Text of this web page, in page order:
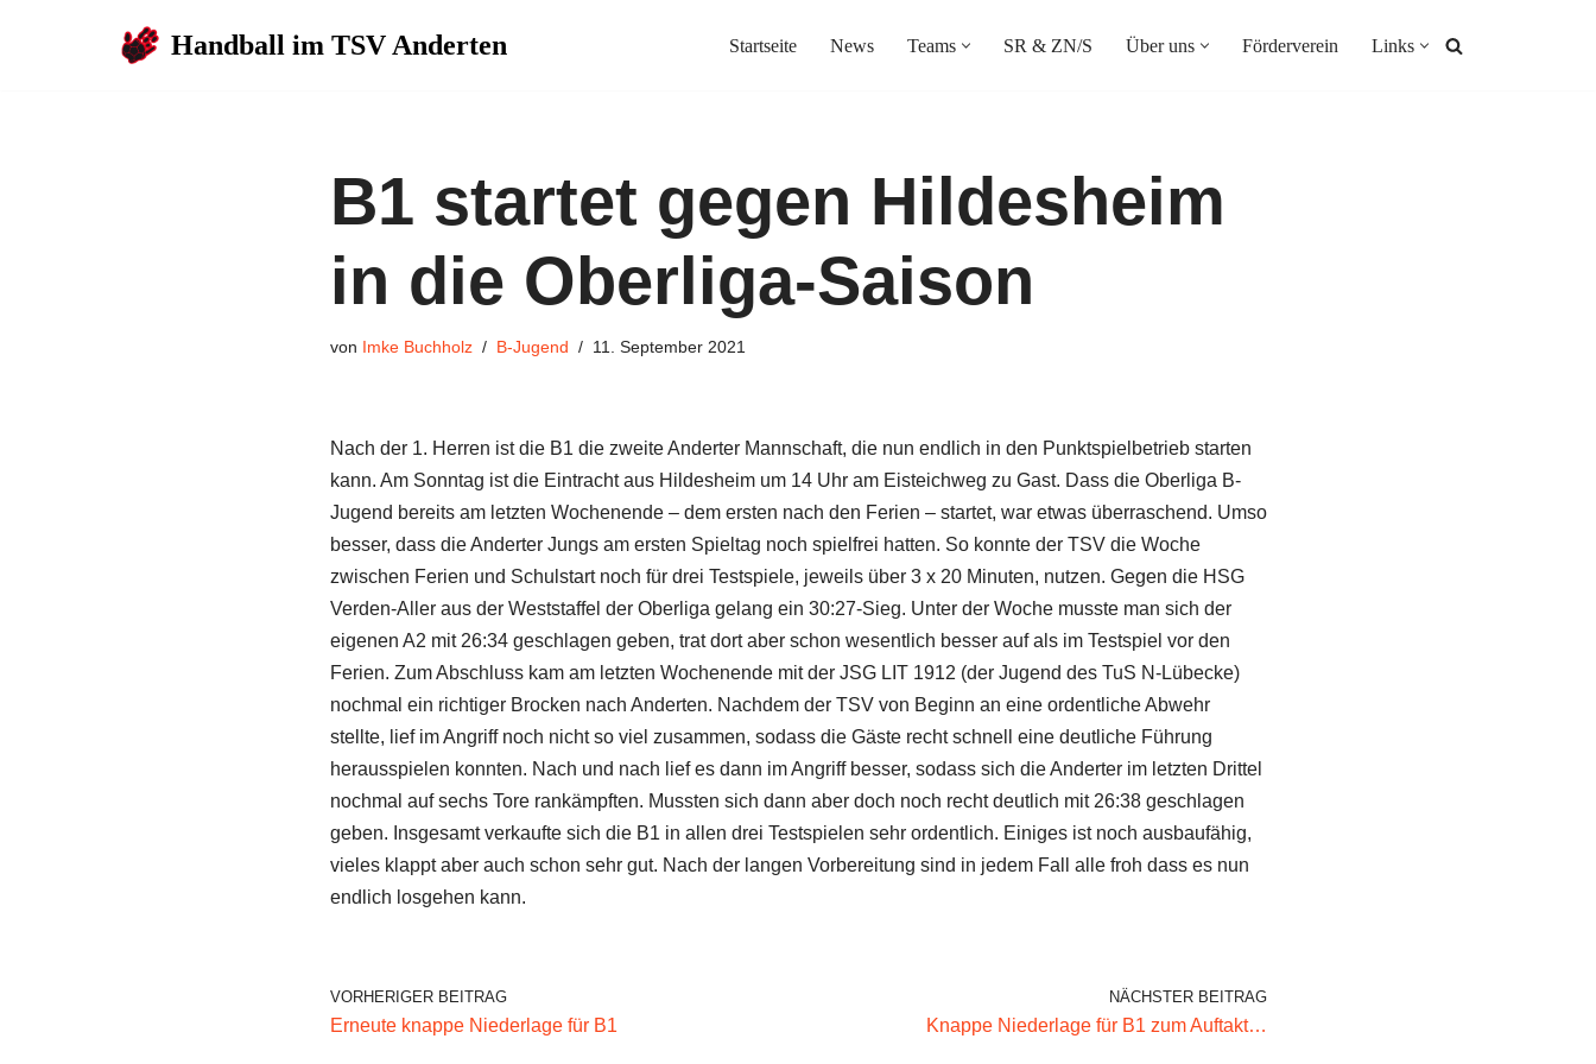
Handball im TSV Anderten Startseite News Teams SR & ZN/S Über uns Förderverein Links
B1 startet gegen Hildesheim
in die Oberliga-Saison
von Imke Buchholz B-Jugend 11. September 2021
Nach der 1. Herren ist die B1 die zweite Anderter Mannschaft, die nun endlich in den Punktspielbetrieb starten
kann. Am Sonntag ist die Eintracht aus Hildesheim um 14 Uhr am Eisteichweg zu Gast. Dass die Oberliga B-
Jugend bereits am letzten Wochenende – dem ersten nach den Ferien – startet, war etwas überraschend. Umso
besser, dass die Anderter Jungs am ersten Spieltag noch spielfrei hatten. So konnte der TSV die Woche
zwischen Ferien und Schulstart noch für drei Testspiele, jeweils über 3 x 20 Minuten, nutzen. Gegen die HSG
Verden-Aller aus der Weststaffel der Oberliga gelang ein 30:27-Sieg. Unter der Woche musste man sich der
eigenen A2 mit 26:34 geschlagen geben, trat dort aber schon wesentlich besser auf als im Testspiel vor den
Ferien. Zum Abschluss kam am letzten Wochenende mit der JSG LIT 1912 (der Jugend des TuS N-Lübecke)
nochmal ein richtiger Brocken nach Anderten. Nachdem der TSV von Beginn an eine ordentliche Abwehr
stellte, lief im Angriff noch nicht so viel zusammen, sodass die Gäste recht schnell eine deutliche Führung
herausspielen konnten. Nach und nach lief es dann im Angriff besser, sodass sich die Anderter im letzten Drittel
nochmal auf sechs Tore rankämpften. Mussten sich dann aber doch noch recht deutlich mit 26:38 geschlagen
geben. Insgesamt verkaufte sich die B1 in allen drei Testspielen sehr ordentlich. Einiges ist noch ausbaufähig,
vieles klappt aber auch schon sehr gut. Nach der langen Vorbereitung sind in jedem Fall alle froh dass es nun
endlich losgehen kann.
VORHERIGER BEITRAG
Erneute knappe Niederlage für B1
NÄCHSTER BEITRAG
Knappe Niederlage für B1 zum Auftakt…